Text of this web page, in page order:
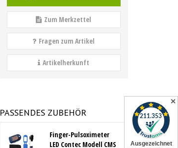
✕
Zum Merkzettel
Fragen zum Artikel
Artikelherkunft
PASSENDES ZUBEHÖR
Finger-Pulsoximeter
LED Contec Modell CMS